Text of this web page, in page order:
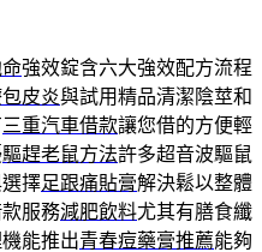
強效錠含六大強效配方流程
皮炎與試用精品清潔陰莖和
三重汽車借款讓您借的方便輕
驅趕老鼠方法許多超音波驅鼠
擇足跟痛貼膏解決鬆以整體
服務減肥飲料尤其有膳食纖
能推出青春痘藥膏推薦能夠